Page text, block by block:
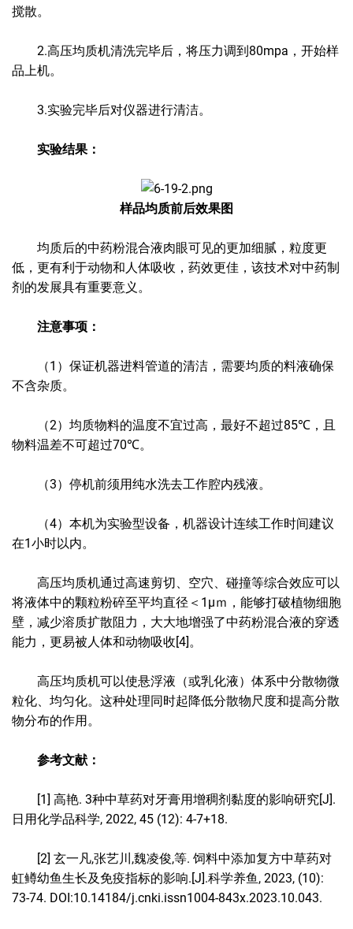
搅散。
2.高压均质机清洗完毕后，将压力调到80mpa，开始样
品上机。
3.实验完毕后对仪器进行清洁。
实验结果：
样品均质前后效果图
均质后的中药粉混合液肉眼可见的更加细腻，粒度更
低，更有利于动物和人体吸收，药效更佳，该技术对中药制
剂的发展具有重要意义。
注意事项：
（1）保证机器进料管道的清洁，需要均质的料液确保
不含杂质。
（2）均质物料的温度不宜过高，最好不超过85℃，且
物料温差不可超过70℃。
（3）停机前须用纯水洗去工作腔内残液。
（4）本机为实验型设备，机器设计连续工作时间建议
在1小时以内。
高压均质机通过高速剪切、空穴、碰撞等综合效应可以
将液体中的颗粒粉碎至平均直径＜1μｍ，能够打破植物细胞
壁，减少溶质扩散阻力，大大地增强了中药粉混合液的穿透
能力，更易被人体和动物吸收[4]。
高压均质机可以使悬浮液（或乳化液）体系中分散物微
粒化、均匀化。这种处理同时起降低分散物尺度和提高分散
物分布的作用。
参考文献：
[1] 高艳. 3种中草药对牙膏用增稠剂黏度的影响研究[J].
日用化学品科学, 2022, 45 (12): 4-7+18.
[2] 玄一凡,张艺川,魏凌俊,等. 饲料中添加复方中草药对
虹鳟幼鱼生长及免疫指标的影响.[J].科学养鱼, 2023, (10):
73-74. DOI:10.14184/j.cnki.issn1004-843x.2023.10.043.